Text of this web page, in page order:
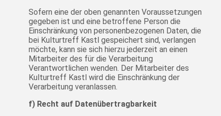
Sofern eine der oben genannten Voraussetzungen
gegeben ist und eine betroffene Person die
Einschränkung von personenbezogenen Daten, die
bei Kulturtreff Kastl gespeichert sind, verlangen
möchte, kann sie sich hierzu jederzeit an einen
Mitarbeiter des für die Verarbeitung
Verantwortlichen wenden. Der Mitarbeiter des
Kulturtreff Kastl wird die Einschränkung der
Verarbeitung veranlassen.
f) Recht auf Datenübertragbarkeit